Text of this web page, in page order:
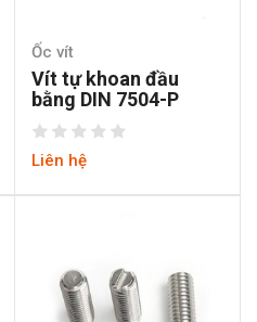
Ốc vít
Vít tự khoan đầu
bằng DIN 7504-P
Liên hệ